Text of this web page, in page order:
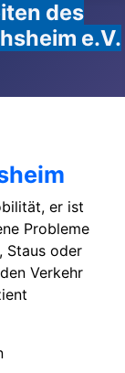
des
e.V.
er ist
Probleme
Staus oder
Verkehr